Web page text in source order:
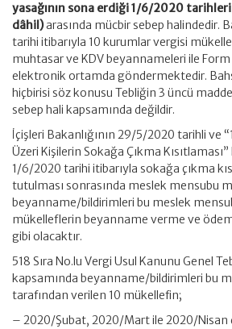
yasağının sona erdiği 1/6/2020
dâhil)arasında mücbir sebep halindedir.
tarihi itibarıyla 10 kurumlar vergisi
muhtasar ve KDV beyannameleri ile
elektronik ortamda göndermektedir.
hiçbirisi söz konusu Tebliğin 3 üncü
sebep hali kapsamında değildir.
İçişleri Bakanlığının 29/5/2020 tarihli ve
Üzeri Kişilerin Sokağa Çıkma
1/6/2020 tarihi itibarıyla sokağa çıkma
tutulması sonrasında meslek mensubu
beyanname/bildirimleri bu meslek
mükelleflerin beyanname verme ve
gibi olacaktır.
518 Sıra No.lu Vergi Usul Kanunu Genel
kapsamında beyanname/bildirimleri bu
tarafından verilen 10 mükellefin;
– 2020/Şubat, 2020/Mart ile 2020/Nisan